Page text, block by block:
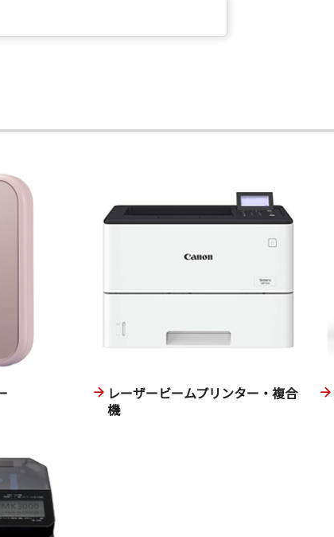
レーザービームプリンター・複合
機